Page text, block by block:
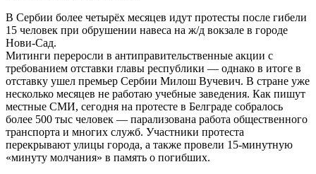
В Сербии более четырёх месяцев идут протесты после гибели
15 человек при обрушении навеса на ж/д вокзале в городе
Нови-Сад.
Митинги переросли в антиправительственные акции с
требованием отставки главы республики — однако в итоге в
отставку ушел премьер Сербии Милош Вучевич. В стране уже
несколько месяцев не работаю учебные заведения. Как пишут
местные СМИ, сегодня на протесте в Белграде собралось
более 500 тыс человек — парализована работа общественного
транспорта и многих служб. Участники протеста
перекрывают улицы города, а также провели 15-минутную
«минуту молчания» в память о погибших.